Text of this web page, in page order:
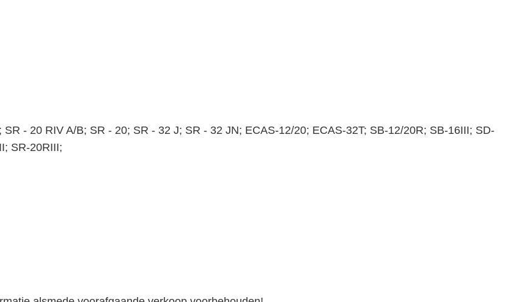
- 20 RIV A/B; SR - 20; SR - 32 J; SR - 32 JN; ECAS-12/20; ECAS-32T; SB-12/20R; SB-16III; SD-
SR-20RIII;